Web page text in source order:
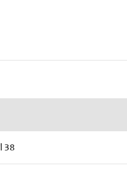
38